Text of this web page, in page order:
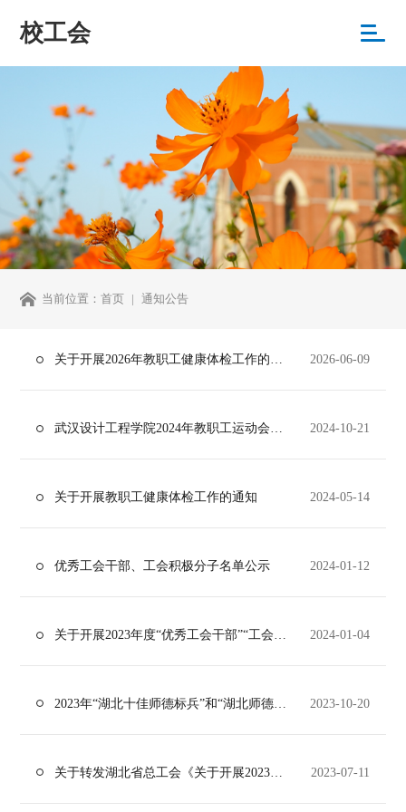
校工会
当前位置：首页 通知公告
关于开展2026年教职工健康体检工作的通知 2026-06-09
武汉设计工程学院2024年教职工运动会通知 2024-10-21
关于开展教职工健康体检工作的通知 2024-05-14
优秀工会干部、工会积极分子名单公示 2024-01-12
关于开展2023年度“优秀工会干部”“工会积极分子”评选表彰活动的通知 2024-01-04
2023年“湖北十佳师德标兵”和“湖北师德先进个人”候选人公示 2023-10-20
关于转发湖北省总工会《关于开展2023年“暖心励志 金秋助学”活动的通知》的通知 2023-07-11